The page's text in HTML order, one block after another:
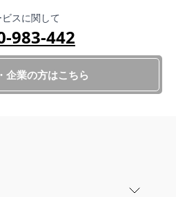
スに関して
983-442
企業の方はこちら